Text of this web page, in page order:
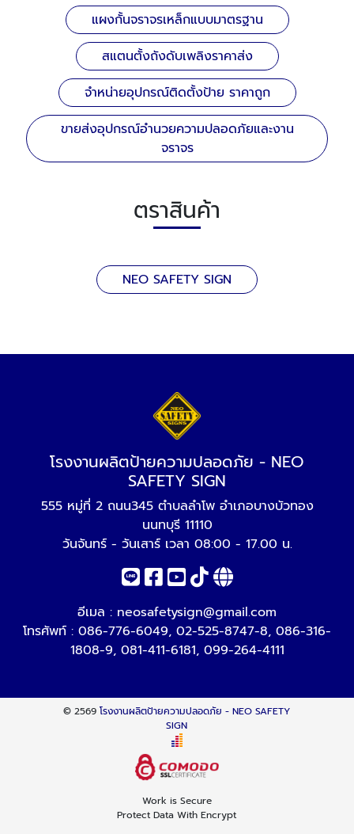
แผงกั้นจราจรเหล็กแบบมาตรฐาน
สแตนตั้งถังดับเพลิงราคาส่ง
จำหน่ายอุปกรณ์ติดตั้งป้าย ราคาถูก
ขายส่งอุปกรณ์อำนวยความปลอดภัยและงาน
จราจร
ตราสินค้า
NEO SAFETY SIGN
โรงงานผลิตป้ายความปลอดภัย - NEO
SAFETY SIGN
555 หมู่ที่ 2 ถนน345 ตำบลลำโพ อำเภอบางบัวทอง
นนทบุรี 11110
วันจันทร์ - วันเสาร์ เวลา 08:00 - 17.00 น.
อีเมล : neosafetysign@gmail.com
โทรศัพท์ : 086-776-6049, 02-525-8747-8, 086-316-
1808-9, 081-411-6181, 099-264-4111
© 2569โรงงานผลิตป้ายความปลอดภัย - NEO SAFETY
SIGN
Work is Secure
Protect Data With Encrypt